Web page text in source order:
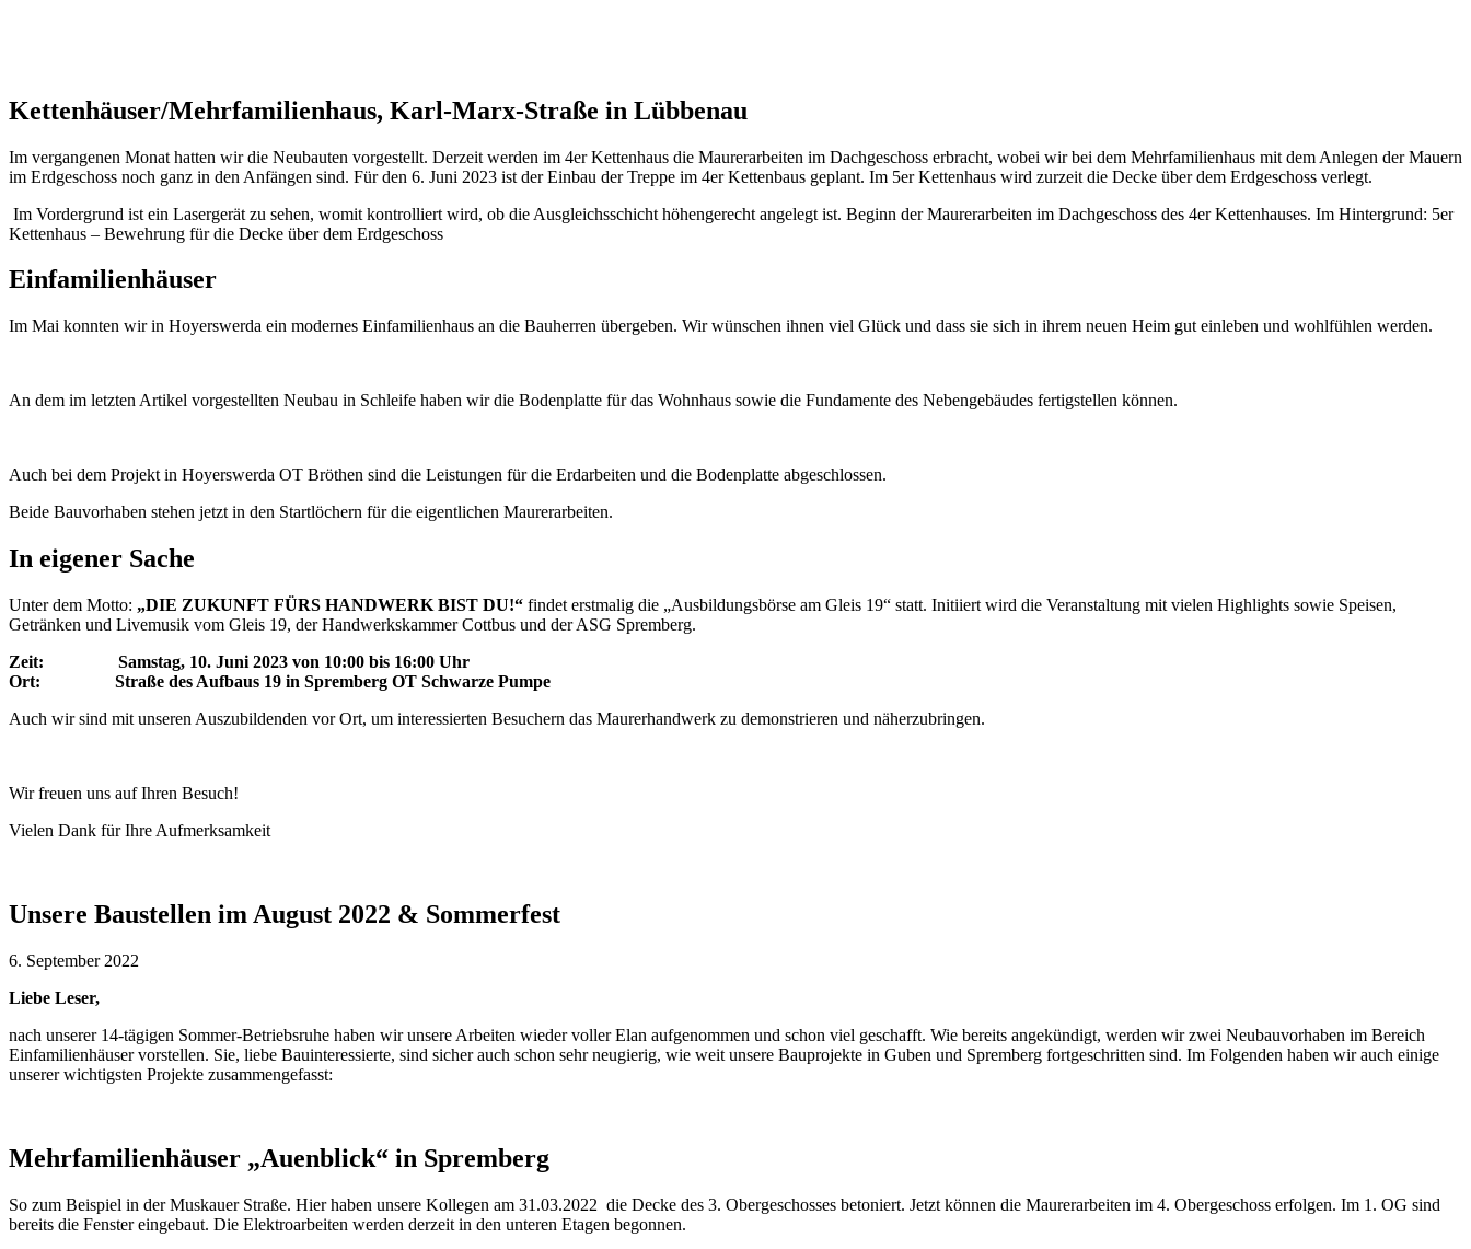
Kettenhäuser/Mehrfamilienhaus, Karl-Marx-Straße in Lübbenau
Im vergangenen Monat hatten wir die Neubauten vorgestellt. Derzeit werden im 4er Kettenhaus die Maurerarbeiten im Dachgeschoss erbracht, wobei wir bei dem Mehrfamilienhaus mit dem Anlegen der Mauern
im Erdgeschoss noch ganz in den Anfängen sind. Für den 6. Juni 2023 ist der Einbau der Treppe im 4er Kettenbaus geplant. Im 5er Kettenhaus wird zurzeit die Decke über dem Erdgeschoss verlegt.
Im Vordergrund ist ein Lasergerät zu sehen, womit kontrolliert wird, ob die Ausgleichsschicht höhengerecht angelegt ist. Beginn der Maurerarbeiten im Dachgeschoss des 4er Kettenhauses. Im Hintergrund: 5er
Kettenhaus – Bewehrung für die Decke über dem Erdgeschoss
Einfamilienhäuser
Im Mai konnten wir in Hoyerswerda ein modernes Einfamilienhaus an die Bauherren übergeben. Wir wünschen ihnen viel Glück und dass sie sich in ihrem neuen Heim gut einleben und wohlfühlen werden.
An dem im letzten Artikel vorgestellten Neubau in Schleife haben wir die Bodenplatte für das Wohnhaus sowie die Fundamente des Nebengebäudes fertigstellen können.
Auch bei dem Projekt in Hoyerswerda OT Bröthen sind die Leistungen für die Erdarbeiten und die Bodenplatte abgeschlossen.
Beide Bauvorhaben stehen jetzt in den Startlöchern für die eigentlichen Maurerarbeiten.
In eigener Sache
Unter dem Motto: „DIE ZUKUNFT FÜRS HANDWERK BIST DU!“ findet erstmalig die „Ausbildungsbörse am Gleis 19“ statt. Initiiert wird die Veranstaltung mit vielen Highlights sowie Speisen,
Getränken und Livemusik vom Gleis 19, der Handwerkskammer Cottbus und der ASG Spremberg.
Zeit: Samstag, 10. Juni 2023 von 10:00 bis 16:00 Uhr
Ort: Straße des Aufbaus 19 in Spremberg OT Schwarze Pumpe
Auch wir sind mit unseren Auszubildenden vor Ort, um interessierten Besuchern das Maurerhandwerk zu demonstrieren und näherzubringen.
Wir freuen uns auf Ihren Besuch!
Vielen Dank für Ihre Aufmerksamkeit
Unsere Baustellen im August 2022 & Sommerfest
6. September 2022
Liebe Leser,
nach unserer 14-tägigen Sommer-Betriebsruhe haben wir unsere Arbeiten wieder voller Elan aufgenommen und schon viel geschafft. Wie bereits angekündigt, werden wir zwei Neubauvorhaben im Bereich
Einfamilienhäuser vorstellen. Sie, liebe Bauinteressierte, sind sicher auch schon sehr neugierig, wie weit unsere Bauprojekte in Guben und Spremberg fortgeschritten sind. Im Folgenden haben wir auch einige
unserer wichtigsten Projekte zusammengefasst:
Mehrfamilienhäuser „Auenblick“ in Spremberg
So zum Beispiel in der Muskauer Straße. Hier haben unsere Kollegen am 31.03.2022 die Decke des 3. Obergeschosses betoniert. Jetzt können die Maurerarbeiten im 4. Obergeschoss erfolgen. Im 1. OG sind
bereits die Fenster eingebaut. Die Elektroarbeiten werden derzeit in den unteren Etagen begonnen.